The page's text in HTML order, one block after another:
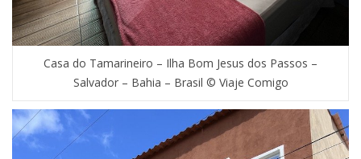
Casa do Tamarineiro – Ilha Bom Jesus dos Passos –
Salvador – Bahia – Brasil © Viaje Comigo